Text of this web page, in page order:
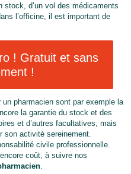
stock, d’un vol des médicaments
l’officine, il est important de
! Gratuit et sans
!
pharmacien sont par exemple la
la garantie du stock et des
et d’autres facultatives, mais
son activité sereinement.
civile professionnelle.
coût, à suivre nos
.